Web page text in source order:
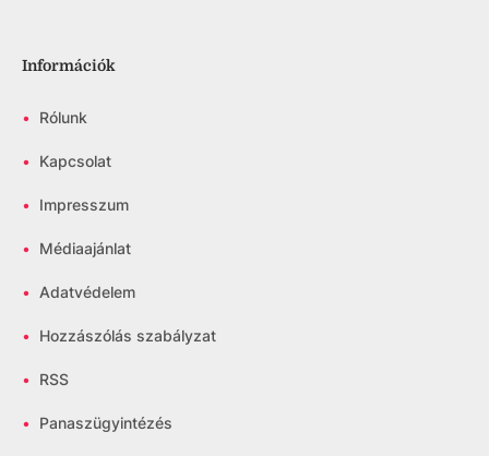
Információk
• Rólunk
• Kapcsolat
• Impresszum
• Médiaajánlat
• Adatvédelem
• Hozzászólás szabályzat
• RSS
• Panaszügyintézés